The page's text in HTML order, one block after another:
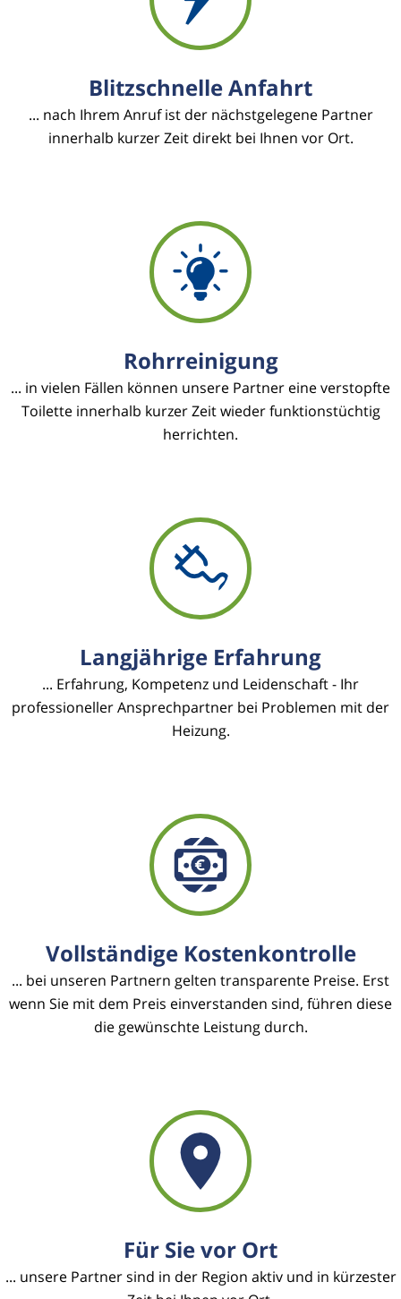
Blitzschnelle Anfahrt
... nach Ihrem Anruf ist der nächstgelegene Partner
innerhalb kurzer Zeit direkt bei Ihnen vor Ort.
Rohrreinigung
... in vielen Fällen können unsere Partner eine verstopfte
Toilette innerhalb kurzer Zeit wieder funktionstüchtig
herrichten.
Langjährige Erfahrung
... Erfahrung, Kompetenz und Leidenschaft - Ihr
professioneller Ansprechpartner bei Problemen mit der
Heizung.
Vollständige Kostenkontrolle
... bei unseren Partnern gelten transparente Preise. Erst
wenn Sie mit dem Preis einverstanden sind, führen diese
die gewünschte Leistung durch.
Für Sie vor Ort
... unsere Partner sind in der Region aktiv und in kürzester